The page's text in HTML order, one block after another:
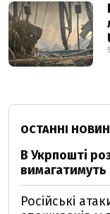
ОСТАННІ
В Укрпошті
Російські